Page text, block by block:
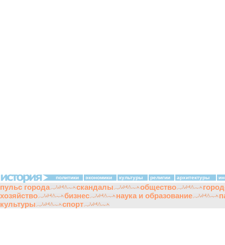
политики экономики культуры религии архитектуры
пульс города скандалы общество
хозяйство
бизнес наука и образование
культуры
спорт